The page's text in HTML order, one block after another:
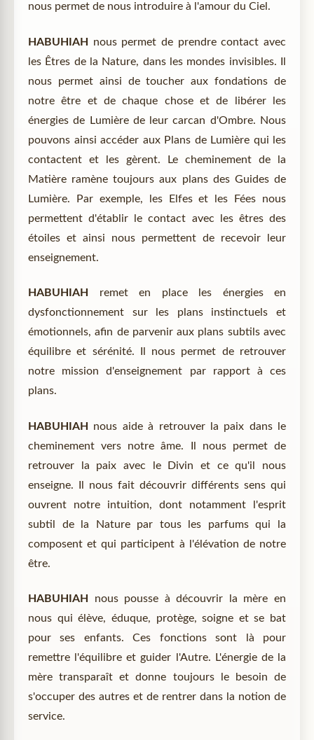
nous permet de nous introduire à l'amour du Ciel.
HABUHIAH
nous permet de prendre contact avec
les Êtres de la Nature, dans les mondes invisibles. Il
nous permet ainsi de toucher aux fondations de
notre être et de chaque chose et de libérer les
énergies de Lumière de leur carcan d'Ombre. Nous
pouvons ainsi accéder aux Plans de Lumière qui les
contactent et les gèrent. Le cheminement de la
Matière ramène toujours aux plans des Guides de
Lumière. Par exemple, les Elfes et les Fées nous
permettent d'établir le contact avec les êtres des
étoiles et ainsi nous permettent de recevoir leur
enseignement.
HABUHIAH
remet en place les énergies en
dysfonctionnement sur les plans instinctuels et
émotionnels, afin de parvenir aux plans subtils avec
équilibre et sérénité. Il nous permet de retrouver
notre mission d'enseignement par rapport à ces
plans.
HABUHIAH nous aide à retrouver la paix dans le
cheminement vers notre âme. Il nous permet de
retrouver la paix avec le Divin et ce qu'il nous
enseigne. Il nous fait découvrir différents sens qui
ouvrent notre intuition, dont notamment l'esprit
subtil de la Nature par tous les parfums qui la
composent et qui participent à l'élévation de notre
être.
HABUHIAH
nous pousse à découvrir la mère en
nous qui élève, éduque, protège, soigne et se bat
pour ses enfants. Ces fonctions sont là pour
remettre l'équilibre et guider l'Autre. L'énergie de la
mère transparaît et donne toujours le besoin de
s'occuper des autres et de rentrer dans la notion de
service.